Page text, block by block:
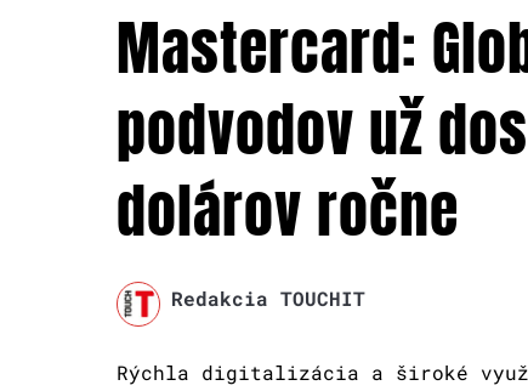
Mastercard:
podvodov už
dolárov ročne
Redakcia TOUCHIT
Rýchla digitalizácia a široké